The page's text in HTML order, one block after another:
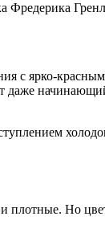
Фредерика
с ярко-
даже
плотные. Но